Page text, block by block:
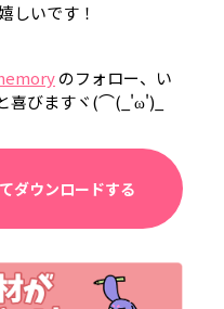
しいです！
のフォロー、い
喜びますヾ(⌒(_'ω')_
ダウンロードする